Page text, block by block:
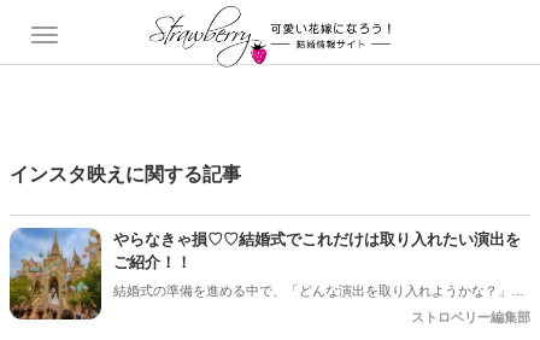
インスタ映えに関する記事
やらなきゃ損♡♡結婚式でこれだけは取り入れたい演出を
ご紹介！！
結婚式の準備を進める中で、「どんな演出を取り入れようかな？」と
悩むカップルは多いですよね！！せっかくの特別な日だからこそ、
ストロベリー編集部